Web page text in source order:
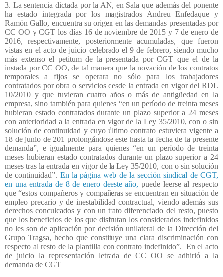
3. La sentencia dictada por la AN, en Sala que además del ponente
ha estado integrada por los magistrados Andreu Enfedaque y
Ramón Gallo, encuentra su origen en las demandas presentadas por
CC OO y CGT los días 16 de noviembre de 2015 y 7 de enero de
2016, respectivamente, posteriormente acumuladas, que fueron
vistas en el acto de juicio celebrado el 9 de febrero, siendo mucho
más extenso el petitum de la presentada por CGT que el de la
instada por CC OO, de tal manera que la novación de los contratos
temporales a fijos se operara no sólo para los trabajadores
contratados por obra o servicios desde la entrada en vigor del RDL
10/2010 y que tuvieran cuatro años o más de antigüedad en la
empresa, sino también para quienes “en un período de treinta meses
hubieran estado contratados durante un plazo superior a 24 meses
con anterioridad a la entrada en vigor de la Ley 35/2010, con o sin
solución de continuidad y cuyo último contrato estuviera vigente a
18 de junio de 201 prolongándose este hasta la fecha de la presente
demanda”, e igualmente para quienes “en un período de treinta
meses hubieran estado contratados durante un plazo superior a 24
meses tras la entrada en vigor de la Ley 35/2010, con o sin solución
de continuidad”. En la página web de la sección sindical de CGT,
en una entrada de 8 de enero deeste año, puede leerse al respecto
que “estos compañeros y compañeras se encuentran en situación de
empleo precario y de inestabilidad contractual, viendo además sus
derechos conculcados y con un trato diferenciado del resto, puesto
que los beneficios de los que disfrutan los considerados indefinidos
no les son de aplicación por decisión unilateral de la Dirección del
Grupo Tragsa, hecho que constituye una clara discriminación con
respecto al resto de la plantilla con contrato indefinido”. En el acto
de juicio la representación letrada de CC OO se adhirió a la
demanda de CGT